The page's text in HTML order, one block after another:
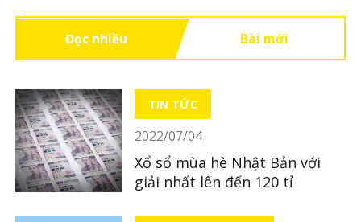
Đọc nhiều Bài mới
TIN TỨC
2022/07/04
Xổ sổ mùa hè Nhật Bản với
giải nhất lên đến 120 tỉ